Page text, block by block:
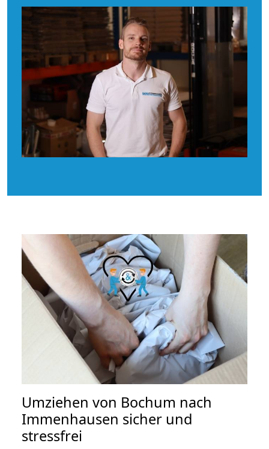
Umziehen von Bochum nach
Immenhausen sicher und
stressfrei